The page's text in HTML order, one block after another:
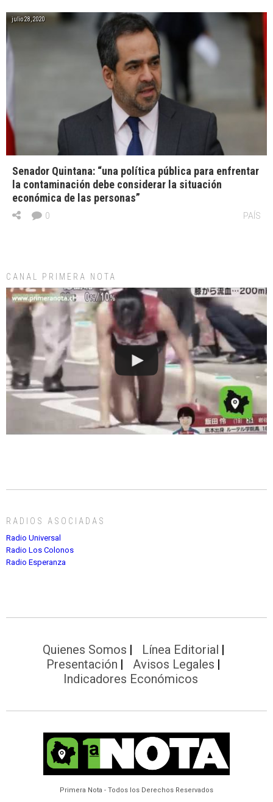
julio 28, 2020
Senador Quintana: “una política pública para enfrentar
la contaminación debe considerar la situación
económica de las personas”
PAÍS
0
CANAL PRIMERA NOTA
RADIOS ASOCIADAS
Radio Universal
Radio Los Colonos
Radio Esperanza
Quienes Somos
Línea Editorial
Presentación
Avisos Legales
Indicadores Económicos
Primera Nota - Todos los Derechos Reservados